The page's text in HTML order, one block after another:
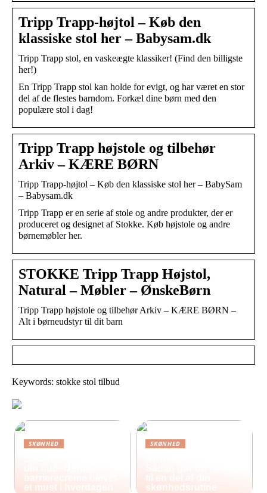
Tripp Trapp-højtol – Køb den
klassiske stol her – Babysam.dk
Tripp Trapp stol, en vaskeægte klassiker! (Find den billigste
her!)
En Tripp Trapp stol kan holde for evigt, og har været en stor
del af de flestes barndom. Forkæl dine børn med den
populære stol i dag!
Tripp Trapp højstole og tilbehør
Arkiv – KÆRE BØRN
Tripp Trapp-højtol – Køb den klassiske stol her – BabySam
– Babysam.dk
Tripp Trapp er en serie af stole og andre produkter, der er
produceret og designet af Stokke. Køb højstole og andre
børnemøbler her.
STOKKE Tripp Trapp Højstol,
Natural – Møbler – ØnskeBørn
Tripp Trapp højstole og tilbehør Arkiv – KÆRE BØRN –
Alt i børneudstyr til dit barn
Keywords: stokke stol tilbud
SKØNHED
barrierecreme blevet
et must i hverdagen
SKØNHED
til en del af din
skønhedsrutine